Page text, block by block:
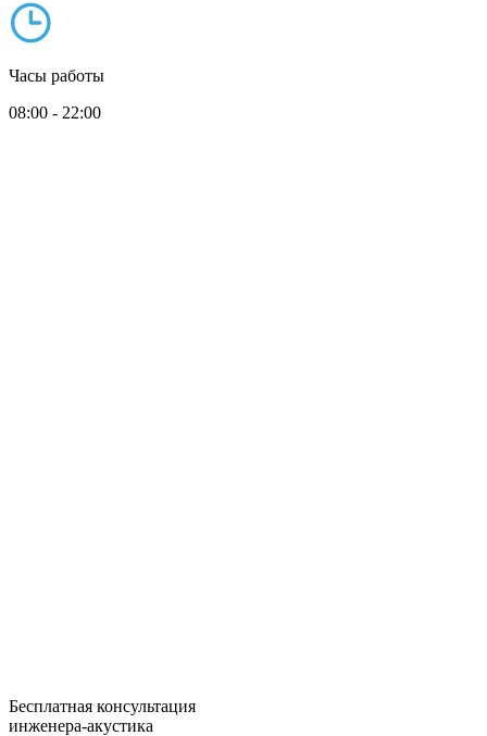
Часы работы
08:00 - 22:00
Бесплатная консультация
инженера-акустика